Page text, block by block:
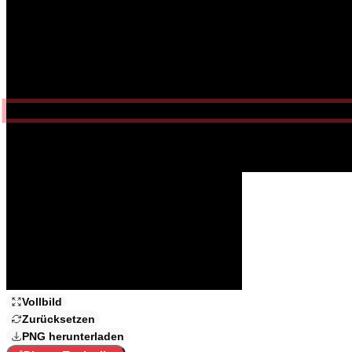
Vollbild
Zurücksetzen
PNG herunterladen